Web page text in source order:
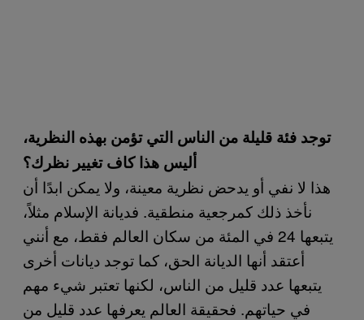
توجد فئة قليلة من الناس التي تؤمن بهذه النظرية،
أليس هذا كاف تغيير نظرك؟
هذا لا نفي أو يدحض نظرية معينة، ولا يمكن ابدًا أن
نأخذ ذلك كمرجعية منطقية. فديانة الإسلام مثلاً،
يتبعها 24 في المئة من سكان العالم فقط، مع أنني
أعتقد أنها الديانة الحق، كما توجد ديانات أخرى
يتبعها عدد قليل من الناس، لكنها تعتبر شيء مهم
في حياتهم. فحقيقة العالم يعرفها عدد قليل من